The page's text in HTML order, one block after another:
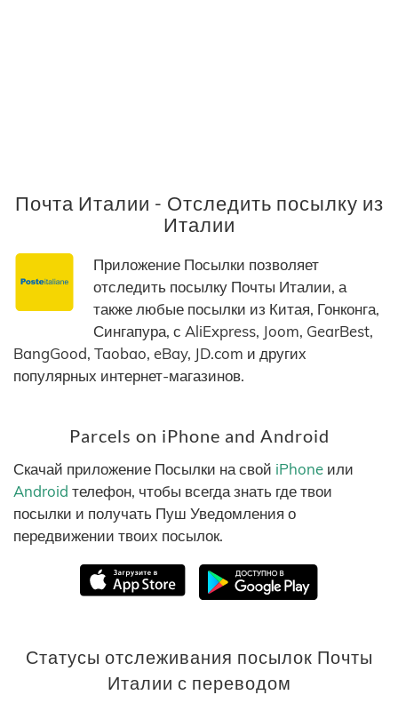
Почта Италии - Отследить посылку из
Италии
Приложение Посылки позволяет
отследить посылку Почты Италии, а
также любые посылки из Китая, Гонконга,
Сингапура, с AliExpress, Joom, GearBest,
BangGood, Taobao, eBay, JD.com и других
популярных интернет-магазинов.
Parcels on iPhone and Android
Скачай приложение Посылки на свой iPhone или
Android телефон, чтобы всегда знать где твои
посылки и получать Пуш Уведомления о
передвижении твоих посылок.
Статусы отслеживания посылок Почты
Италии с переводом